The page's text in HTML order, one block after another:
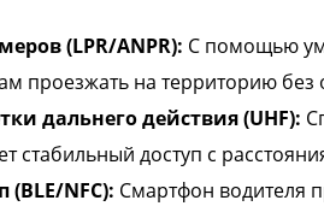
(LPR/ANPR): С помощью
проезжать на территорию без
дальнего действия (UHF):
стабильный доступ с
NFC): Смартфон водителя